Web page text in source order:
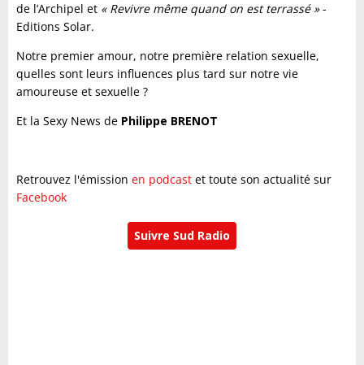
de l’Archipel et « Revivre même quand on est terrassé »-
Editions Solar.
Notre premier amour, notre première relation sexuelle,
quelles sont leurs influences plus tard sur notre vie
amoureuse et sexuelle ?
Et la Sexy News de Philippe BRENOT
Retrouvez l'émission en podcast et toute son actualité sur
Facebook
Suivre Sud Radio